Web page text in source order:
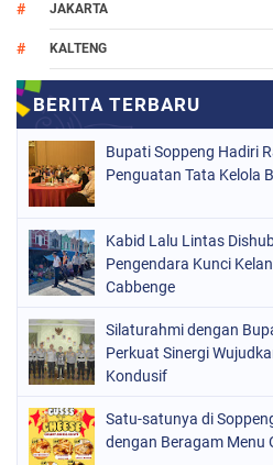
JAKARTA
KALTENG
NASIONAL
ORGANISASI
PERISTIWA
POLITIK
POLRI
SOPPENG
SULSEL
Bupati Soppeng Hadiri
Penguatan Tata Kelola
Kabid Lalu Lintas
Pengendara Kunci
Cabbenge
Silaturahmi dengan
Perkuat Sinergi
Kondusif
Satu-satunya di
dengan Beragam Menu